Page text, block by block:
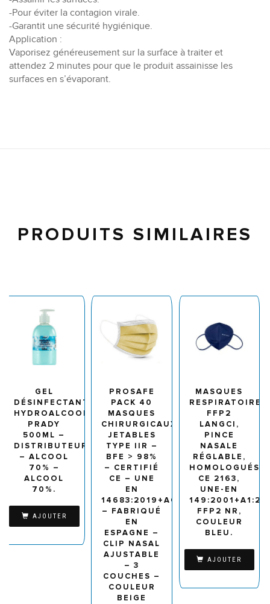
-Pour éviter la contagion virale.
-Garantit une sécurité hygiénique.
Application :
Vaporisez généreusement sur la surface à traiter et
attendez 2 minutes pour que le produit assainisse les
surfaces en s’évaporant.
PRODUITS SIMILAIRES
GEL
DÉSINFECTANT
HYDROALCOOLIQUE
PRADY
500ML –
DISTRIBUTEUR
– ALCOOL
70% –
ALCOOL
70%.
AJOUTER
PROSAFE
PACK 40
MASQUES
CHIRURGICAUX
JETABLES
TYPE IIR –
BFE > 98%
– CERTIFIÉ
CE – UNE
EN
14683:2019+AC:2019
– FABRIQUÉ
EN
ESPAGNE –
CLIP NASAL
AJUSTABLE
– 3
COUCHES –
COULEUR
BEIGE
MASQUES
RESPIRATOIRES
FFP2
LANGCI,
PINCE
NASALE
RÉGLABLE,
HOMOLOGUÉS
CE 2163,
UNE-EN
FFP2 NR,
COULEUR
BLEU.
AJOUTER